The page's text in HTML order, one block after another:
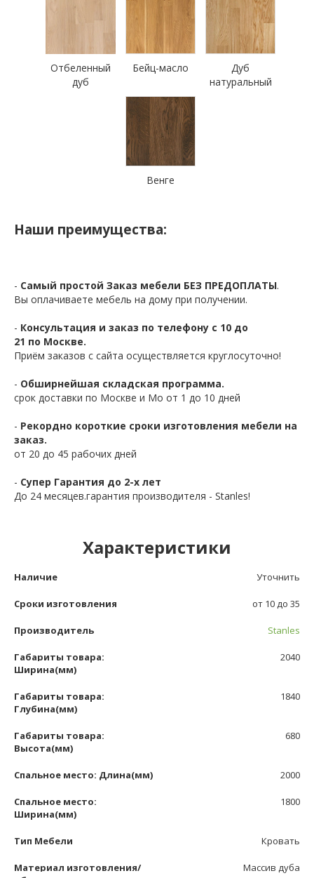
Отбеленный
дуб
Бейц-масло
Дуб
натуральный
Венге
Наши преимущества:
- Самый простой Заказ мебели БЕЗ ПРЕДОПЛАТЫ.
Вы оплачиваете мебель на дому при получении.
- Консультация и заказ по телефону с 10 до
21 по Москве.
Приём заказов с сайта осуществляется круглосуточно!
- Обширнейшая складская программа.
срок доставки по Москве и Мо от 1 до 10 дней
- Рекордно короткие сроки изготовления мебели на
заказ.
от 20 до 45 рабочих дней
- Супер Гарантия до 2-х лет
До 24 месяцев.гарантия производителя - Stanles!
Характеристики
Наличие Уточнить
Сроки изготовления от 10 до 35
Производитель Stanles
Габариты товара:
Ширина(мм)
2040
Габариты товара:
Глубина(мм)
1840
Габариты товара:
Высота(мм)
680
Спальное место: Длина(мм) 2000
Спальное место:
Ширина(мм)
1800
Тип Мебели Кровать
Материал изготовления/
Массив дуба